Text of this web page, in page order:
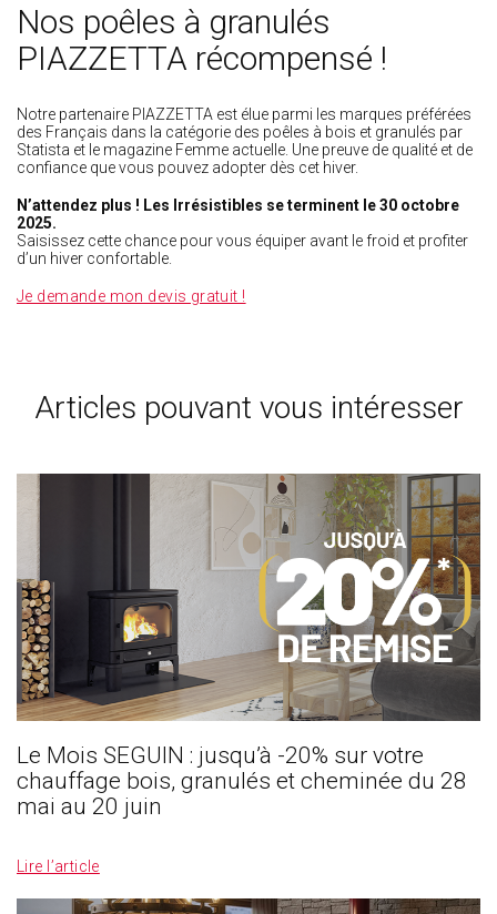
Nos poêles à granulés
PIAZZETTA récompensé !
Notre partenaire PIAZZETTA est élue parmi les marques préférées
des Français dans la catégorie des poêles à bois et granulés par
Statista et le magazine Femme actuelle. Une preuve de qualité et de
confiance que vous pouvez adopter dès cet hiver.
N’attendez plus ! Les Irrésistibles se terminent le 30 octobre
2025.
Saisissez cette chance pour vous équiper avant le froid et profiter
d’un hiver confortable.
Je demande mon devis gratuit !
Articles pouvant vous intéresser
Le Mois SEGUIN : jusqu’à -20% sur votre
chauffage bois, granulés et cheminée du 28
mai au 20 juin
Lire l’article